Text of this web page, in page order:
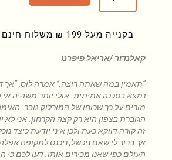
בקנייה מעל 199 ₪ משלוח חינם
קאלנדור /אריאל פיפרנו
“תאמין במה שאתה רוצה,” אמרה לוס, “אך
נמצא בסכנה אמיתית. אולי יותר משהיה
מורים על כך שכוחו של המורלוק גובר.
הגוברת בצפון היא רק קצה הקרחון. אני לא
זה קורה דווקא כעת ולכן איני יודעת כיצד
אך ברור לי שאם ניכשל, ניכנס לתקופה
העולם כפי שאנו מכירים אותו. דעו לכם